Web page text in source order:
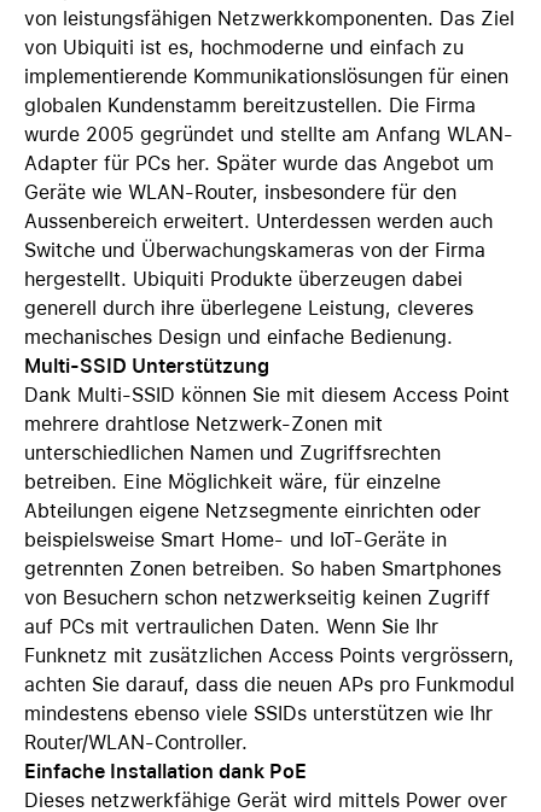
von leistungsfähigen Netzwerkkomponenten. Das Ziel
von Ubiquiti ist es, hochmoderne und einfach zu
implementierende Kommunikationslösungen für einen
globalen Kundenstamm bereitzustellen. Die Firma
wurde 2005 gegründet und stellte am Anfang WLAN-
Adapter für PCs her. Später wurde das Angebot um
Geräte wie WLAN-Router, insbesondere für den
Aussenbereich erweitert. Unterdessen werden auch
Switche und Überwachungskameras von der Firma
hergestellt. Ubiquiti Produkte überzeugen dabei
generell durch ihre überlegene Leistung, cleveres
mechanisches Design und einfache Bedienung.
Multi-SSID Unterstützung
Dank Multi-SSID können Sie mit diesem Access Point
mehrere drahtlose Netzwerk-Zonen mit
unterschiedlichen Namen und Zugriffsrechten
betreiben. Eine Möglichkeit wäre, für einzelne
Abteilungen eigene Netzsegmente einrichten oder
beispielsweise Smart Home- und IoT-Geräte in
getrennten Zonen betreiben. So haben Smartphones
von Besuchern schon netzwerkseitig keinen Zugriff
auf PCs mit vertraulichen Daten. Wenn Sie Ihr
Funknetz mit zusätzlichen Access Points vergrössern,
achten Sie darauf, dass die neuen APs pro Funkmodul
mindestens ebenso viele SSIDs unterstützen wie Ihr
Router/WLAN-Controller.
Einfache Installation dank PoE
Dieses netzwerkfähige Gerät wird mittels Power over